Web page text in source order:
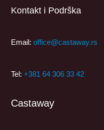
Kontakt i Podrška
Email:office@castaway.rs
Tel:+381 64 306 33 42
Castaway